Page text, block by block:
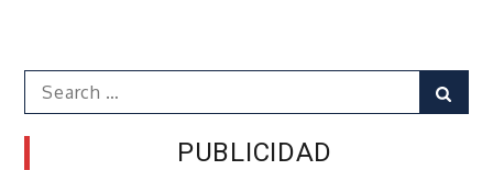
Search
for:
PUBLICIDAD